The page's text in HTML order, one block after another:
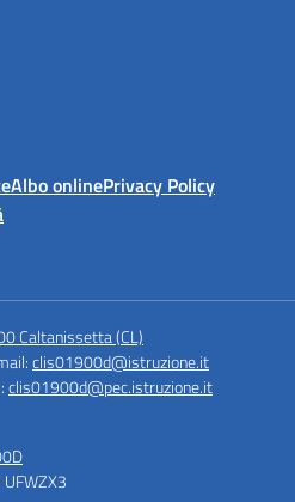
Albo onlinePrivacy Policy
Caltanissetta (CL)
clis01900d@istruzione.it
clis01900d@pec.istruzione.it